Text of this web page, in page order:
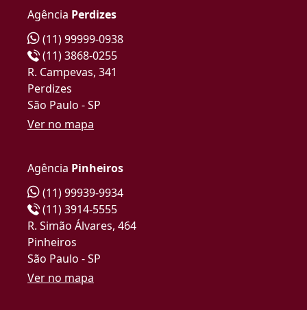
Agência Perdizes
(11) 99999-0938
(11) 3868-0255
R. Campevas, 341
Perdizes
São Paulo - SP
Ver no mapa
Agência Pinheiros
(11) 99939-9934
(11) 3914-5555
R. Simão Álvares, 464
Pinheiros
São Paulo - SP
Ver no mapa